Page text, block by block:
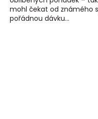
mohl čekat od známého
pořádnou dávku...